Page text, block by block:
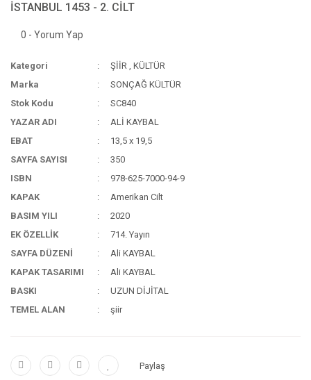
İSTANBUL 1453 - 2. CİLT
0 - Yorum Yap
Kategori ŞİİR ,KÜLTÜR
Marka
SONÇAĞ KÜLTÜR
Stok Kodu
SC840
YAZAR ADI
ALİ KAYBAL
EBAT
13,5 x 19,5
SAYFA SAYISI
350
ISBN
978-625-7000-94-9
KAPAK
Amerikan Cilt
BASIM YILI
2020
EK ÖZELLİK
714. Yayın
SAYFA DÜZENİ
Ali KAYBAL
KAPAK TASARIMI
Ali KAYBAL
BASKI
UZUN DİJİTAL
TEMEL ALAN
şiir
Paylaş